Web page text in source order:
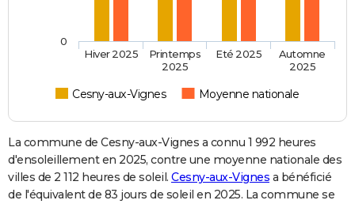
Cesny-aux-Vignes Moyenne nationale
Hiver 2025
Printemps
2025
Eté 2025
Automne
2025
0
La commune de Cesny-aux-Vignes a connu 1 992 heures
d'ensoleillement en 2025, contre une moyenne nationale des
villes de 2 112 heures de soleil. Cesny-aux-Vignes a bénéficié
de l'équivalent de 83 jours de soleil en 2025. La commune se